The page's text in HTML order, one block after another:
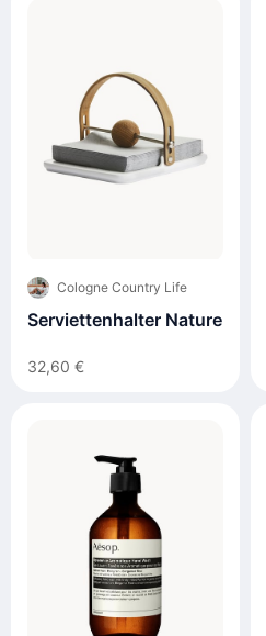
Cologne Country Life
Serviettenhalter Nature
32,60 €